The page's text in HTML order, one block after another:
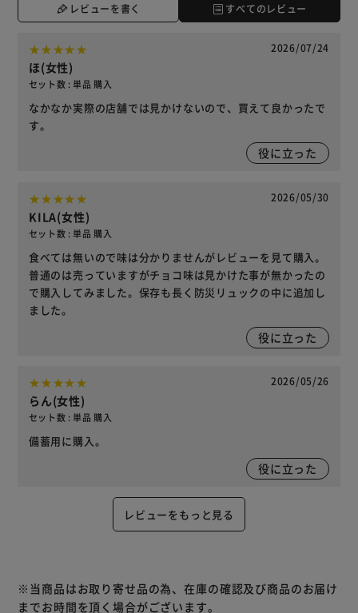
レビューを書く すべてのレビュー
2026/07/24
ほ(女性)
セット数 : 単品 購入
なかなか実際の店舗では見かけないので、買えて良かったで
す。
役に立った
2026/05/30
KILA(女性)
セット数 : 単品 購入
食べては無いので味は分かりませんがレビューを見て購入。
普通のは売っていますがチョコ味は見かけた事が無かったの
で購入してみました。保存も長く防災リュックの中に追加し
ました。
役に立った
2026/05/26
らん(女性)
セット数 : 単品 購入
備蓄用に購入。
役に立った
レビューをもっと見る
※当商品はお取り寄せ品の為、在庫の確認及び商品のお届け
までお時間を頂く場合がございます。